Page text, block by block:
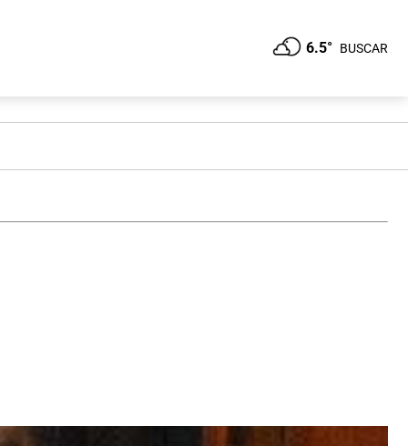
6.5° BUSCAR